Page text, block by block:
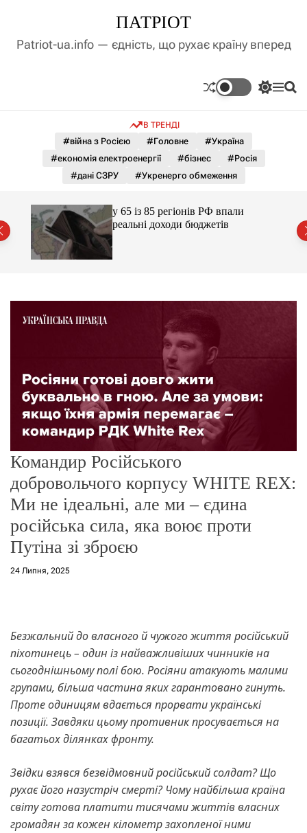
д
у
ПАТРІОТ
Patriot-ua.info — єдність, що рухає країну вперед
П
м
к
о
г
и
М П
В ТРЕНДІ
#війна з Росією #Головне
#Україна
#економія електроенергії
#бізнес
#Росія
#дані СЗРУ
#Укренерго обмеження
у 65 із 85 регіонів РФ впали
реальні доходи бюджетів
Командир Російського
добровольчого корпусу WHITE REX:
Ми не ідеальні, але ми – єдина
російська сила, яка воює проти
Путіна зі зброєю
24 Липня, 2025
Безжальний до власного й чужого життя російський
піхотинець – один із найважливіших чинників на
сьогоднішньому полі бою. Росіяни атакують малими
групами, більша частина яких гарантовано гинуть.
Проте одиницям вдається прорвати українські
позиції. Завдяки цьому противник просувається на
багатьох ділянках фронту.
Звідки взявся безвідмовний російський солдат? Що
рухає його назустріч смерті? Чому найбільша країна
світу готова платити тисячами життів власних
громадян за кожен кілометр захопленої ними